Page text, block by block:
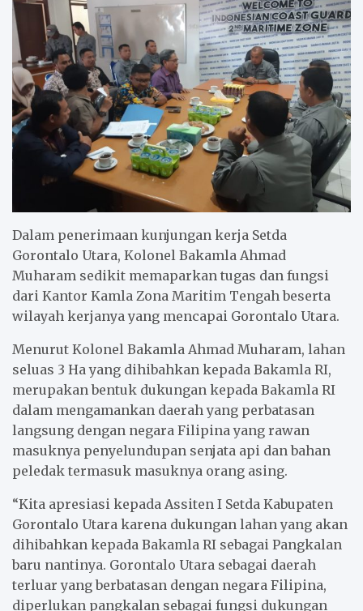
Dalam penerimaan kunjungan kerja Setda
Gorontalo Utara, Kolonel Bakamla Ahmad
Muharam sedikit memaparkan tugas dan fungsi
dari Kantor Kamla Zona Maritim Tengah beserta
wilayah kerjanya yang mencapai Gorontalo Utara.
Menurut Kolonel Bakamla Ahmad Muharam, lahan
seluas 3 Ha yang dihibahkan kepada Bakamla RI,
merupakan bentuk dukungan kepada Bakamla RI
dalam mengamankan daerah yang perbatasan
langsung dengan negara Filipina yang rawan
masuknya penyelundupan senjata api dan bahan
peledak termasuk masuknya orang asing.
“Kita apresiasi kepada Assiten I Setda Kabupaten
Gorontalo Utara karena dukungan lahan yang akan
dihibahkan kepada Bakamla RI sebagai Pangkalan
baru nantinya. Gorontalo Utara sebagai daerah
terluar yang berbatasan dengan negara Filipina,
diperlukan pangkalan sebagai fungsi dukungan